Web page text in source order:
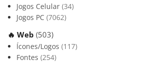
Jogos Celular (34)
Jogos PC (7062)
🔥 Web (503)
Ícones/Logos (117)
Fontes (254)